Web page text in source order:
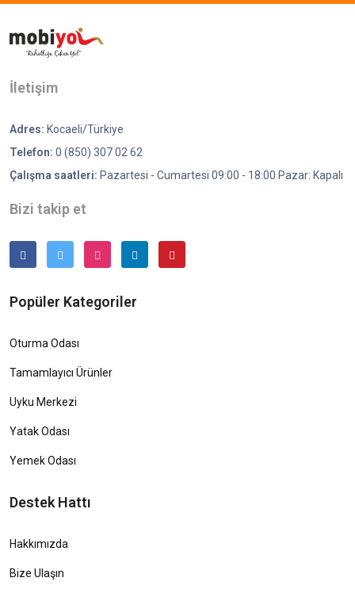
İletişim
Adres: Kocaeli/Türkiye
Telefon: 0 (850) 307 02 62
Çalışma saatleri: Pazartesi - Cumartesi 09:00 - 18:00 Pazar: Kapalı
Bizi takip et
Popüler Kategoriler
Oturma Odası
Tamamlayıcı Ürünler
Uyku Merkezi
Yatak Odası
Yemek Odası
Destek Hattı
Hakkımızda
Bize Ulaşın